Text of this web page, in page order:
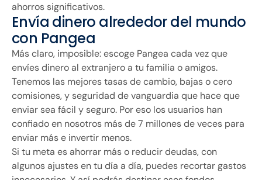
ahorros significativos.
Envía dinero alrededor del mundo
con Pangea
Más claro, imposible: escoge Pangea cada vez que
envíes dinero al extranjero a tu familia o amigos.
Tenemos las mejores tasas de cambio, bajas o cero
comisiones, y seguridad de vanguardia que hace que
enviar sea fácil y seguro. Por eso los usuarios han
confiado en nosotros más de 7 millones de veces para
enviar más e invertir menos.
Si tu meta es ahorrar más o reducir deudas, con
algunos ajustes en tu día a día, puedes recortar gastos